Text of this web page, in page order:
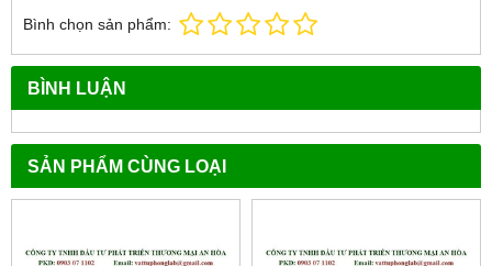
Bình chọn sản phẩm:
BÌNH LUẬN
SẢN PHẨM CÙNG LOẠI